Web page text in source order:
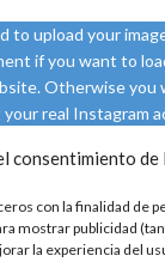
consentimiento de
con la finalidad de
mostrar publicidad
la experiencia del
to upload your
if you want to
Otherwise you
real Instagram
Condiciones
Cambios y